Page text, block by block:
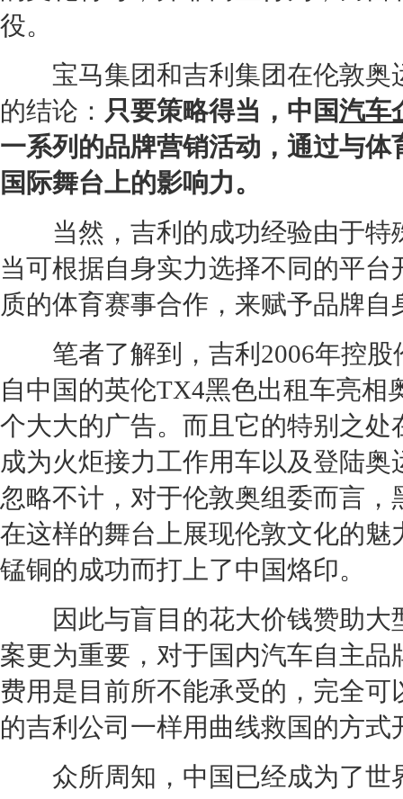
役。
宝马集团和吉利 集团在伦敦奥
的结论： 只要策略得当，中国汽车
一系列的品牌营销活动，通过与体
国际舞台上的影响力。
当然， 吉利 的成功经验由于特
当可根据自身实力选择不同的平台
质的体育赛事合作，来赋予品牌
笔者了解到， 吉利 2006年控
自中国的英伦TX4黑色出租车亮相
个大大的广告。而且它的特别之处
成为火炬接力工作用车以及登陆
忽略不计，对于伦敦奥组委而言
在这样的舞台上展现伦敦文化的
锰铜的成功而打上了中国烙印。
因此与盲目的花大价钱赞助大
案更为重要，对于国内汽车自主
费用是目前所不能承受的，完全
的吉利 公司一样用曲线救国的方式
众所周知，中国已经成为了世